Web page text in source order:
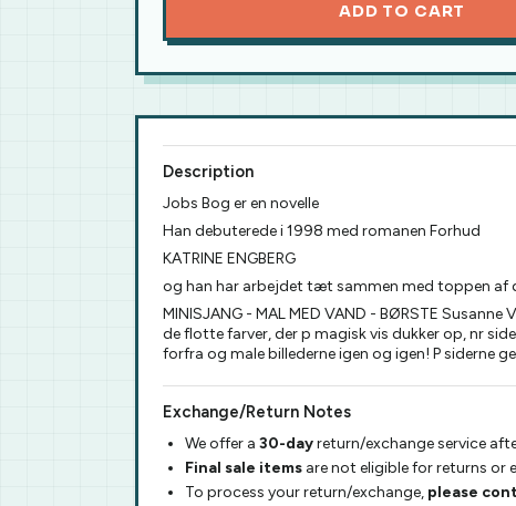
ADD TO CART
Description
Jobs Bog er en novelle
Han debuterede i 1998 med romanen Forhud
KATRINE ENGBERG
og han har arbejdet tæt sammen med toppen af
MINISJANG - MAL MED VAND - BØRSTE
de flotte farver, der p magisk vis dukker op, nr
forfra og male billederne igen og igen! P siderne
Exchange/Return Notes
We offer a 30-dayreturn/exchange service
Final sale items are not eligible for returns or
To process your return/exchange, please